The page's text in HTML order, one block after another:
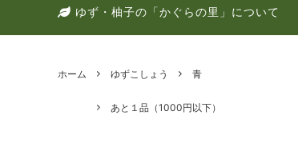
ゆず・柚子の「かぐらの里」について
ホーム ゆずこしょう 青
あと１品（1000円以下）